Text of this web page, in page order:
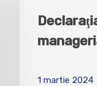
1 martie 2024